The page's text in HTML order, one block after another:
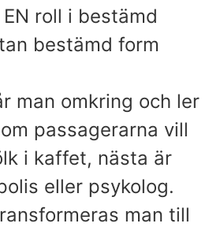
roll i bestämd
bestämd form
man omkring och ler
passagerarna vill
i kaffet, nästa är
eller psykolog.
man till